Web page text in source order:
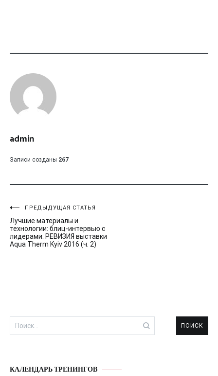
admin
Записи созданы 267
Навигация
по
записям
ПРЕДЫДУЩАЯ СТАТЬЯ
Лучшие материалы и
технологии: блиц-интервью с
лидерами. РЕВИЗИЯ выставки
Aqua Therm Kyiv 2016 (ч. 2)
Найти:
КАЛЕНДАРЬ ТРЕНИНГОВ